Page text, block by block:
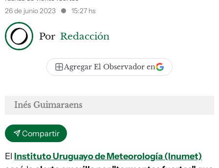
26 de junio 2023
15:27 hs
Por Redacción
Agregar El Observador en
Inés Guimaraens
Compartir
El Instituto Uruguayo de Meteorología (Inumet)